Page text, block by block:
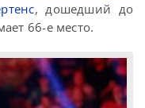
, дошедший до
66-е место.